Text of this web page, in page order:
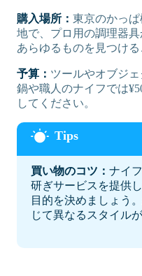
購入場所： 東京のかっ
地で、プロ用の調理器
あらゆるものを見つける
予算： ツールやオブジ
鍋や職人のナイフでは
してください。
買い物のコツ： ナイ
研ぎサービスを提供
目的を決めましょう
じて異なるスタイル